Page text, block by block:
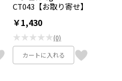
CT043【お取り寄せ】
￥1,430
★★★★★(0)
カートに入れる